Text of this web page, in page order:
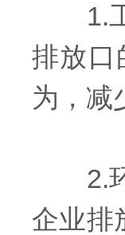
1.工
排放口
为，减
2.环
企业排